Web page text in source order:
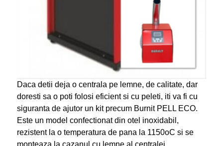
Daca detii deja o centrala pe lemne, de calitate, dar
doresti sa o poti folosi eficient si cu peleti, iti va fi cu
siguranta de ajutor un kit precum Burnit PELL ECO.
Este un model confectionat din otel inoxidabil,
rezistent la o temperatura de pana la 1150oC si se